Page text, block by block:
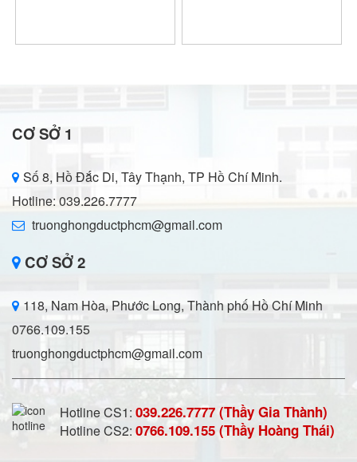
CƠ SỞ 1
Số 8, Hồ Đắc Di, Tây Thạnh, TP Hồ Chí Minh.
Hotline: 039.226.7777
truonghongductphcm@gmail.com
CƠ SỞ 2
118, Nam Hòa, Phước Long, Thành phố Hồ Chí Minh
0766.109.155
truonghongductphcm@gmail.com
Hotline CS1: 039.226.7777 (Thầy Gia Thành)
Hotline CS2: 0766.109.155 (Thầy Hoàng Thái)